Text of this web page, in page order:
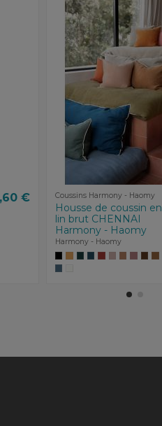
€ Coussins Harmony - Haomy
Housse de coussin en
lin brut CHENNAI
Harmony - Haomy
Harmony - Haomy